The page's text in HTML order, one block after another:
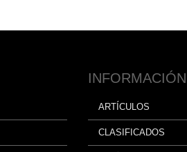
INFORMACIÓN
ARTÍCULOS
CLASIFICADOS